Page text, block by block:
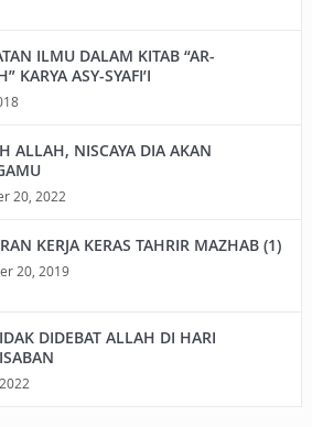
ILMU DALAM KITAB “AR-
KARYA ASY-SYAFI’I
ALLAH, NISCAYA DIA AKAN
20, 2022
KERJA KERAS TAHRIR MAZHAB (1)
20, 2019
DIDEBAT ALLAH DI HARI